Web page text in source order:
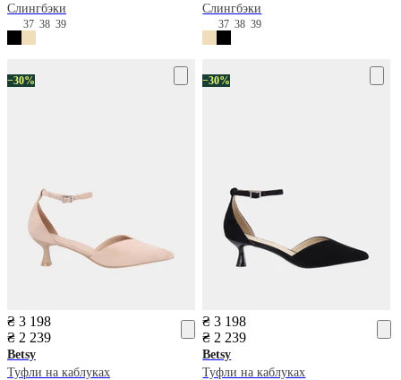
Слингбэки
37 38 39
Слингбэки
373839
−30%
₴ 3 198
₴ 2 239
Betsy
Туфли на каблуках
−30%
₴ 3 198
₴ 2 239
Betsy
Туфли на каблуках